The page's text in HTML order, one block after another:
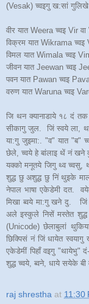
(Vesak) च्वइगु ख:सां
वीर यात Weera च्वइ Vir वा
विक्रम यात Wikrama च्वइ
विमल यात Wimala च्वइ
जीवन यात Jeewan च्वइ
पवन यात Pawan च्वइ
वरुण यात Waruna च्वइ
जि थन क्यानाडाये १८ दं
सीकागु जुल. जिं स्वये ला,
या:गु जुइमा:. "व" यात "ब"
छेले, च्वये हे बांलाइ थें नं खने दु.
यक्को मनूतये जिगु थ्व
शुद्ध छु अशुद्ध छु निं थुइके
नेपाल भाषा एकेडेमी दत.
मिखा ब्वये मा:गु खने दु.
अले इस्कुले निसें मस्तेत शुद्ध
(Unicode) छेलाबुलां
छिक्पिसं नं जिं धायेत स्वयागु
एकेडेमीं पिहाँ वइगु "थायेभु"
शुद्ध च्वये, ब्वने, धाये सयेके
raj shrestha at 11:30